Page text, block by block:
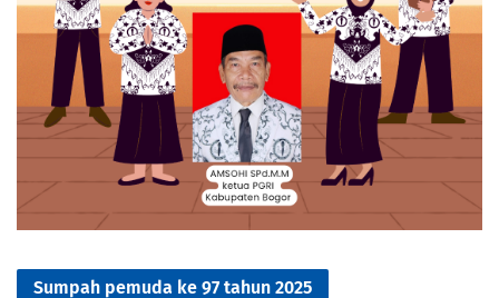
Sumpah pemuda ke 97 tahun 2025